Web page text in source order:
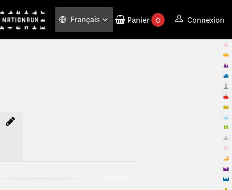
Français Panier 0 Connexion